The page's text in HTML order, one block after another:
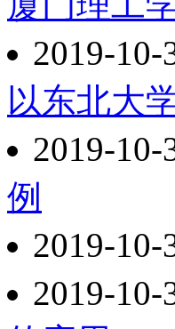
2019-10-
以东北大
2019-10-
例
2019-10-
2019-10-